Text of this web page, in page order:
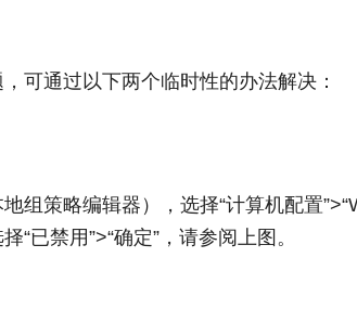
可通过以下两个临时性的办法解决：
策略编辑器），选择“计算机配置
已禁用”>“确定”，请参阅上图。